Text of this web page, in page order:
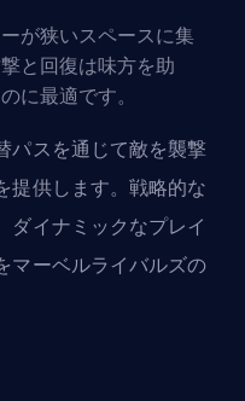
が狭いスペースに集
と回復は味方を助
に最適です。
パスを通じて敵を襲撃
提供します。戦略的な
ダイナミックなプレイ
マーベルライバルズの